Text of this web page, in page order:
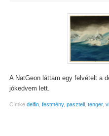
A NatGeon láttam egy felvételt a
jókedvem lett.
Címke delfin, festmény, pasztell , tenger,